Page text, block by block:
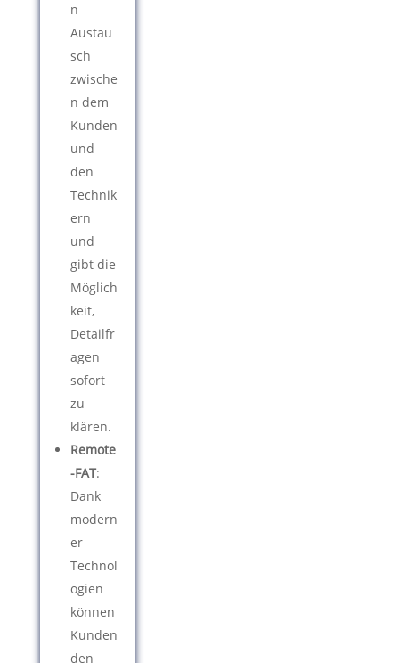
n
Austau
sch
zwische
n dem
Kunden
und
den
Technik
ern
und
gibt die
Möglich
keit,
Detailfr
agen
sofort
zu
klären.
Remote
-FAT:
Dank
modern
er
Technol
ogien
können
Kunden
den